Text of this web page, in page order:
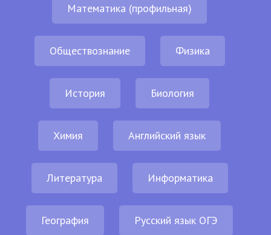
Математика (профильная)
Обществознание Физика
История Биология
Химия Английский язык
Литература Информатика
География Русский язык ОГЭ